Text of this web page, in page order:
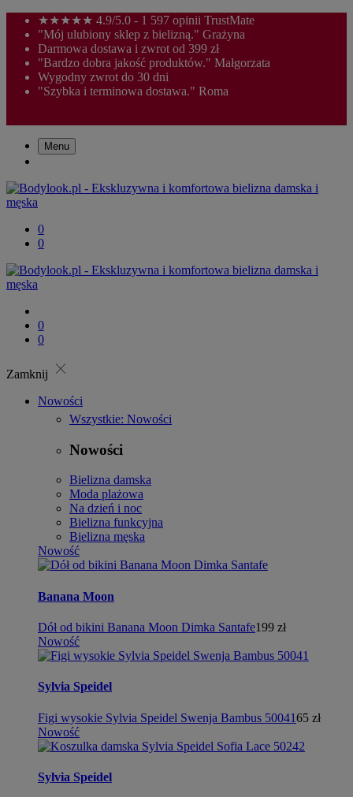
★★★★★ 4.9/5.0 - 1 597 opinii TrustMate
"Mój ulubiony sklep z bielizną." Grażyna
Darmowa dostawa i zwrot od 399 zł
"Bardzo dobra jakość produktów." Małgorzata
Wygodny zwrot do 30 dni
"Szybka i terminowa dostawa." Roma
Menu
0
0
0
0
Zamknij close
Nowości
Wszystkie: Nowości
Nowości
Bielizna damska
Moda plażowa
Na dzień i noc
Bielizna funkcyjna
Bielizna męska
Nowość
Banana Moon
Dół od bikini Banana Moon Dimka Santafe199 zł
Nowość
Sylvia Speidel
Figi wysokie Sylvia Speidel Swenja Bambus 5004165 zł
Nowość
Sylvia Speidel